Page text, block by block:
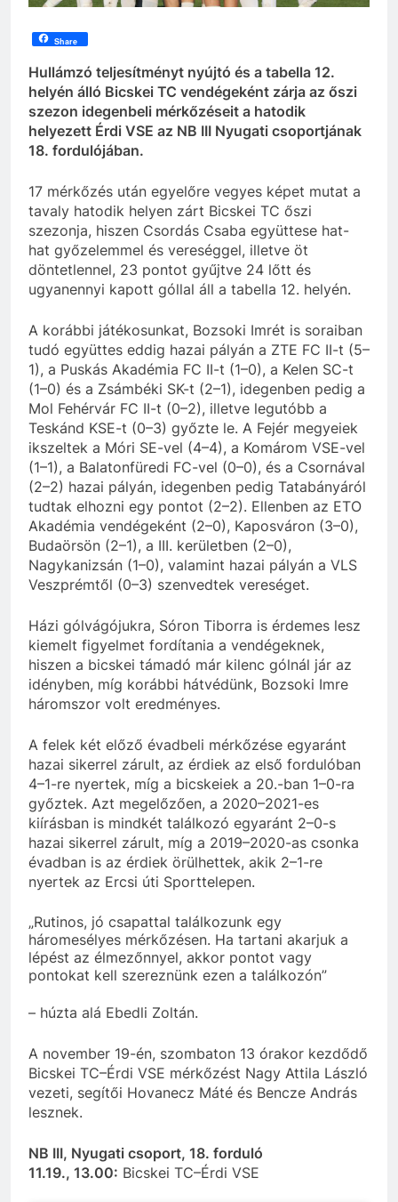
Share
Hullámzó teljesítményt nyújtó és a tabella 12.
helyén álló Bicskei TC vendégeként zárja az őszi
szezon idegenbeli mérkőzéseit a hatodik
helyezett Érdi VSE az NB III Nyugati csoportjának
18. fordulójában.
17 mérkőzés után egyelőre vegyes képet mutat a
tavaly hatodik helyen zárt Bicskei TC őszi
szezonja, hiszen Csordás Csaba együttese hat-
hat győzelemmel és vereséggel, illetve öt
döntetlennel, 23 pontot gyűjtve 24 lőtt és
ugyanennyi kapott góllal áll a tabella 12. helyén.
A korábbi játékosunkat, Bozsoki Imrét is soraiban
tudó együttes eddig hazai pályán a ZTE FC II-t (5–
1), a Puskás Akadémia FC II-t (1–0), a Kelen SC-t
(1–0) és a Zsámbéki SK-t (2–1), idegenben pedig a
Mol Fehérvár FC II-t (0–2), illetve legutóbb a
Teskánd KSE-t (0–3) győzte le. A Fejér megyeiek
ikszeltek a Móri SE-vel (4–4), a Komárom VSE-vel
(1–1), a Balatonfüredi FC-vel (0–0), és a Csornával
(2–2) hazai pályán, idegenben pedig Tatabányáról
tudtak elhozni egy pontot (2–2). Ellenben az ETO
Akadémia vendégeként (2–0), Kaposváron (3–0),
Budaörsön (2–1), a III. kerületben (2–0),
Nagykanizsán (1–0), valamint hazai pályán a VLS
Veszprémtől (0–3) szenvedtek vereséget.
Házi gólvágójukra, Sóron Tiborra is érdemes lesz
kiemelt figyelmet fordítania a vendégeknek,
hiszen a bicskei támadó már kilenc gólnál jár az
idényben, míg korábbi hátvédünk, Bozsoki Imre
háromszor volt eredményes.
A felek két előző évadbeli mérkőzése egyaránt
hazai sikerrel zárult, az érdiek az első fordulóban
4–1-re nyertek, míg a bicskeiek a 20.-ban 1–0-ra
győztek. Azt megelőzően, a 2020–2021-es
kiírásban is mindkét találkozó egyaránt 2–0-s
hazai sikerrel zárult, míg a 2019–2020-as csonka
évadban is az érdiek örülhettek, akik 2–1-re
nyertek az Ercsi úti Sporttelepen.
„Rutinos, jó csapattal találkozunk egy
háromesélyes mérkőzésen. Ha tartani akarjuk a
lépést az élmezőnnyel, akkor pontot vagy
pontokat kell szereznünk ezen a találkozón”
– húzta alá Ebedli Zoltán.
A november 19-én, szombaton 13 órakor kezdődő
Bicskei TC–Érdi VSE mérkőzést Nagy Attila László
vezeti, segítői Hovanecz Máté és Bencze András
lesznek.
NB III, Nyugati csoport, 18. forduló
11.19., 13.00: Bicskei TC–Érdi VSE